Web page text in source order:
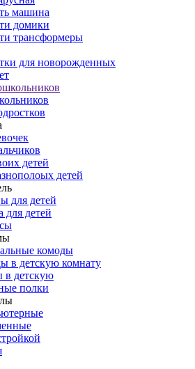
машина
домики
трансформеры
для новорожденных
детей
детей
для детей
для детей
комоды
в детскую комнату
в детскую
полки